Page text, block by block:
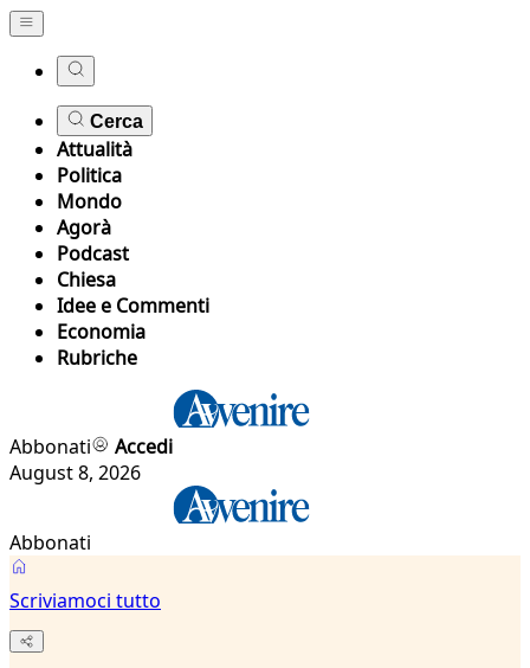
Cerca
Attualità
Politica
Mondo
Agorà
Podcast
Chiesa
Idee e Commenti
Economia
Rubriche
Abbonati
Accedi
August 8, 2026
Abbonati
Scriviamoci tutto